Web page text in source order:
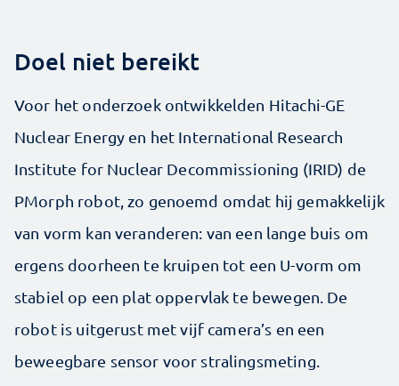
Doel niet bereikt
Voor het onderzoek ontwikkelden Hitachi-GE
Nuclear Energy en het International Research
Institute for Nuclear Decommissioning (IRID) de
PMorph robot, zo genoemd omdat hij gemakkelijk
van vorm kan veranderen: van een lange buis om
ergens doorheen te kruipen tot een U-vorm om
stabiel op een plat oppervlak te bewegen. De
robot is uitgerust met vijf camera’s en een
beweegbare sensor voor stralingsmeting.